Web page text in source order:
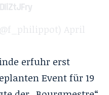
April
erfuhr erst
Event für 19